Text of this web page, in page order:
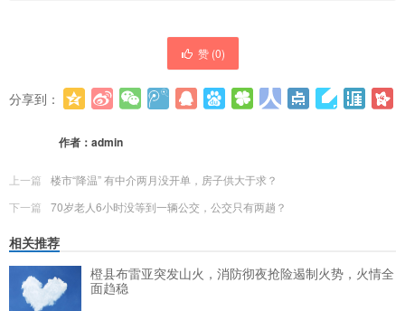
赞 (0)
分享到：
作者： admin
上一篇
楼市“降温” 有中介两月没开单，房子供大于求？
下一篇
70岁老人6小时没等到一辆公交，公交只有两趟？
相关推荐
橙县布雷亚突发山火，消防彻夜抢险遏制火势，火情全
面趋稳